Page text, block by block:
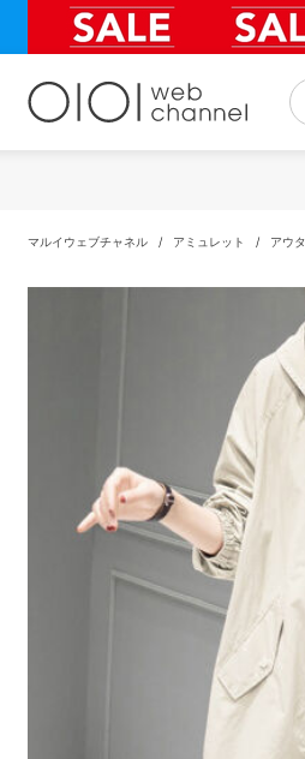
マルイウェブチャネル / アミュレット / アウ